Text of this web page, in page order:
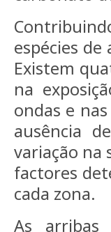
espécies
Existem
na
ondas e
ausência
variação na
factores
cada zona.
As